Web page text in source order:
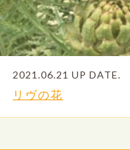
2021.06.21 UP DATE.
リヴの花